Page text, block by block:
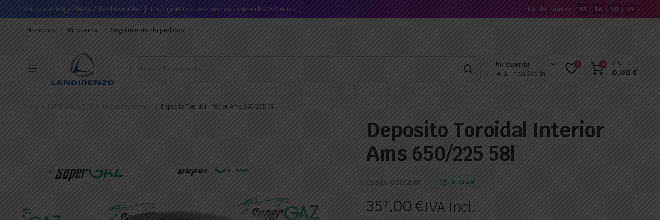
Plazo de entrega: de 3 a 7 días laborables Envío gratuito si las compras superan los 350 euros. Fin del tiempo: 181 : 16 : 50 : 48
Nosotros Mi cuenta Seguimiento de pedidos
Mi cuenta
Hola, Inicia Sesión
0 0 0 items
0,00€
Inicio DEPOSITOS GLP Toroidales interior Deposito Toroidal Interior Ams 650/225 58l
Deposito Toroidal Interior
Ams 650/225 58l
Código: 00058INT In Stock
357,00€IVA Incl.